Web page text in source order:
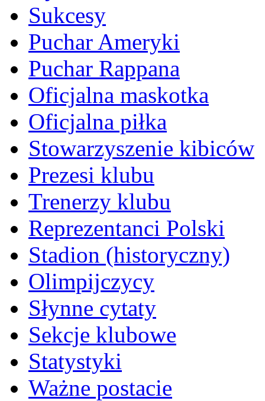
Sukcesy
Puchar Ameryki
Puchar Rappana
Oficjalna maskotka
Oficjalna piłka
Stowarzyszenie kibiców
Prezesi klubu
Trenerzy klubu
Reprezentanci Polski
Stadion (historyczny)
Olimpijczycy
Słynne cytaty
Sekcje klubowe
Statystyki
Ważne postacie